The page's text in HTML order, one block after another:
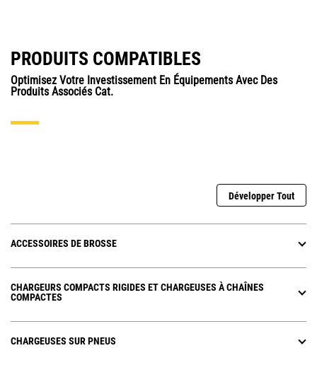
PRODUITS COMPATIBLES
Optimisez Votre Investissement En Équipements Avec Des
Produits Associés Cat.
Développer Tout
ACCESSOIRES DE BROSSE
CHARGEURS COMPACTS RIGIDES ET CHARGEUSES À CHAÎNES
COMPACTES
CHARGEUSES SUR PNEUS